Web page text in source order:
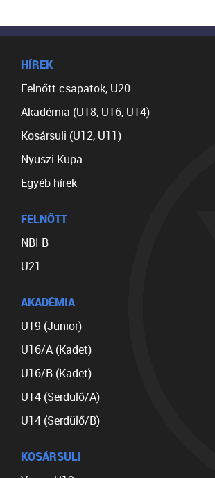
HÍREK
Felnőtt csapatok, U20
Akadémia (U18, U16, U14)
Kosársuli (U12, U11)
Nyuszi Kupa
Egyéb hírek
FELNŐTT
NBI B
U21
AKADÉMIA
U19 (Junior)
U16/A (Kadet)
U16/B (Kadet)
U14 (Serdülő/A)
U14 (Serdülő/B)
KOSÁRSULI